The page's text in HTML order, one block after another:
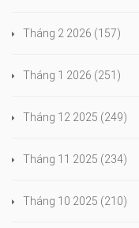
Tháng 2 2026 (157)
Tháng 1 2026 (251)
Tháng 12 2025 (249)
Tháng 11 2025 (234)
Tháng 10 2025 (210)